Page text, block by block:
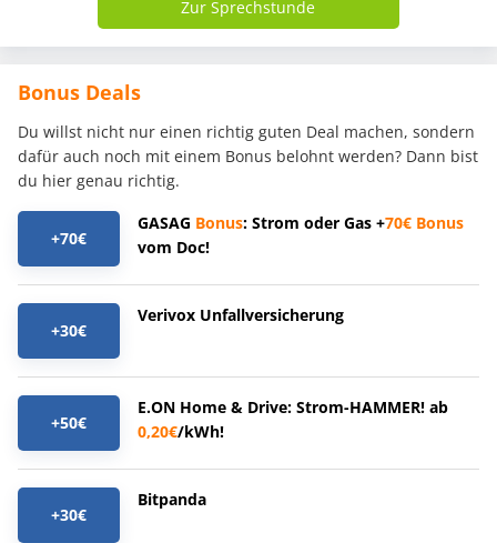
Zur Sprechstunde
Bonus Deals
Du willst nicht nur einen richtig guten Deal machen, sondern
dafür auch noch mit einem Bonus belohnt werden? Dann bist
du hier genau richtig.
+70€
GASAG Bonus: Strom oder Gas +70€ Bonus
vom Doc!
+30€
Verivox Unfallversicherung
+50€
E.ON Home & Drive: Strom-HAMMER! ab
0,20€/kWh!
+30€
Bitpanda